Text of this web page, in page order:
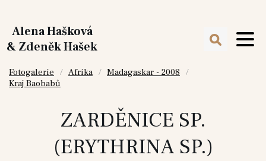
Alena Hašková
& Zdeněk Hašek
Fotogalerie Afrika
Madagaskar - 2008
Kraj Baobabů
ZARDĚNICE SP.
(ERYTHRINA SP.)